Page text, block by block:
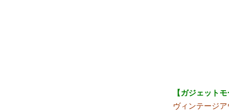
【ガジェット
ヴィンテージ